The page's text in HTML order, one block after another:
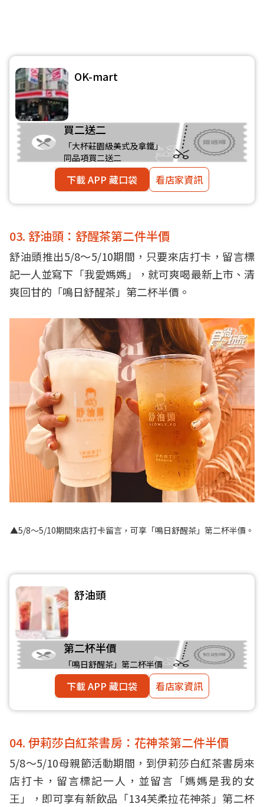
OK-mart
買二送二
「大杯莊園級美式及拿鐵」
同品項買二送二
下載 APP 藏口袋 看店家資訊
03. 舒油頭：舒醒茶第二件半價
舒油頭推出5/8～5/10期間，只要來店打卡，留言標
記一人並寫下「我愛媽媽」，就可爽喝最新上市、清
爽回甘的「鳴日舒醒茶」第二杯半價。
▲5/8～5/10期間來店打卡留言，可享「鳴日舒醒茶」第二杯半價。
舒油頭
第二杯半價
「鳴日舒醒茶」第二杯半價
下載 APP 藏口袋 看店家資訊
04. 伊莉莎白紅茶書房：花神茶第二件半價
5/8～5/10母親節活動期間，到伊莉莎白紅茶書房來
店打卡，留言標記一人，並留言「媽媽是我的女
王」，即可享有新飲品「134芙柔拉花神茶」第二杯